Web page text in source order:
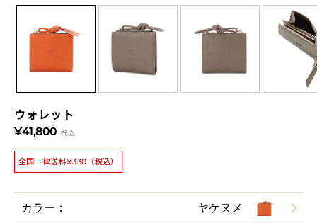
ウォレット
¥41,800 税込
全国一律送料¥330（税込）
カラー： ヤケヌメ